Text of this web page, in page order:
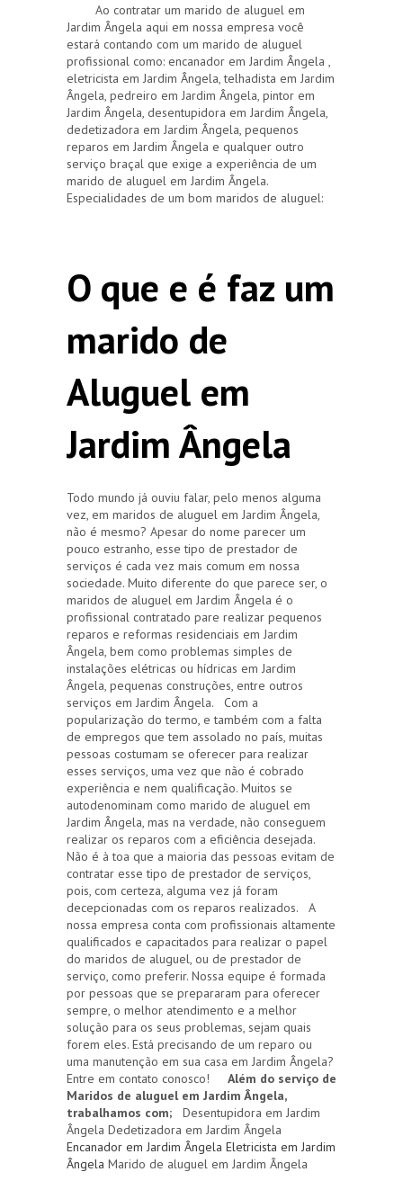
Ao contratar um marido de aluguel em
Jardim Ângela aqui em nossa empresa você
estará contando com um marido de aluguel
profissional como: encanador em Jardim Ângela ,
eletricista em Jardim Ângela, telhadista em Jardim
Ângela, pedreiro em Jardim Ângela, pintor em
Jardim Ângela, desentupidora em Jardim Ângela,
dedetizadora em Jardim Ângela, pequenos
reparos em Jardim Ângela e qualquer outro
serviço braçal que exige a experiência de um
marido de aluguel em Jardim Ângela.
Especialidades de um bom maridos de aluguel:
O que e é faz um
marido de
Aluguel em
Jardim Ângela
Todo mundo já ouviu falar, pelo menos alguma
vez, em maridos de aluguel em Jardim Ângela,
não é mesmo? Apesar do nome parecer um
pouco estranho, esse tipo de prestador de
serviços é cada vez mais comum em nossa
sociedade. Muito diferente do que parece ser, o
maridos de aluguel em Jardim Ângela é o
profissional contratado pare realizar pequenos
reparos e reformas residenciais em Jardim
Ângela, bem como problemas simples de
instalações elétricas ou hídricas em Jardim
Ângela, pequenas construções, entre outros
serviços em Jardim Ângela. Com a
popularização do termo, e também com a falta
de empregos que tem assolado no país, muitas
pessoas costumam se oferecer para realizar
esses serviços, uma vez que não é cobrado
experiência e nem qualificação. Muitos se
autodenominam como marido de aluguel em
Jardim Ângela, mas na verdade, não conseguem
realizar os reparos com a eficiência desejada.
Não é à toa que a maioria das pessoas evitam de
contratar esse tipo de prestador de serviços,
pois, com certeza, alguma vez já foram
decepcionadas com os reparos realizados. A
nossa empresa conta com profissionais altamente
qualificados e capacitados para realizar o papel
do maridos de aluguel, ou de prestador de
serviço, como preferir. Nossa equipe é formada
por pessoas que se prepararam para oferecer
sempre, o melhor atendimento e a melhor
solução para os seus problemas, sejam quais
forem eles. Está precisando de um reparo ou
uma manutenção em sua casa em Jardim Ângela?
Entre em contato conosco! Além do serviço de
Maridos de aluguel em Jardim Ângela,
trabalhamos com; Desentupidora em Jardim
Ângela Dedetizadora em Jardim Ângela
Encanador em Jardim Ângela Eletricista em Jardim
Ângela Marido de aluguel em Jardim Ângela